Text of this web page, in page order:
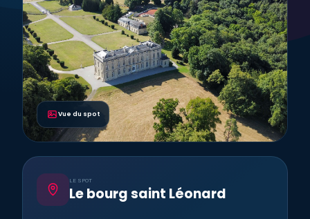
Vue du spot
LE SPOT
Le bourg saint Léonard